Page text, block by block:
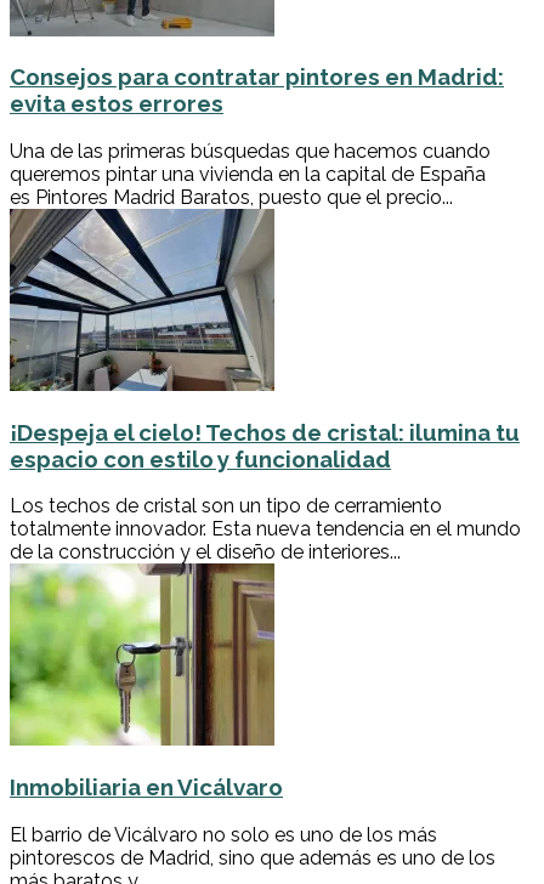
Consejos para contratar pintores en Madrid:
evita estos errores
Una de las primeras búsquedas que hacemos cuando
queremos pintar una vivienda en la capital de España
es Pintores Madrid Baratos, puesto que el precio...
¡Despeja el cielo! Techos de cristal: ilumina tu
espacio con estilo y funcionalidad
Los techos de cristal son un tipo de cerramiento
totalmente innovador. Esta nueva tendencia en el mundo
de la construcción y el diseño de interiores...
Inmobiliaria en Vicálvaro
El barrio de Vicálvaro no solo es uno de los más
pintorescos de Madrid, sino que además es uno de los